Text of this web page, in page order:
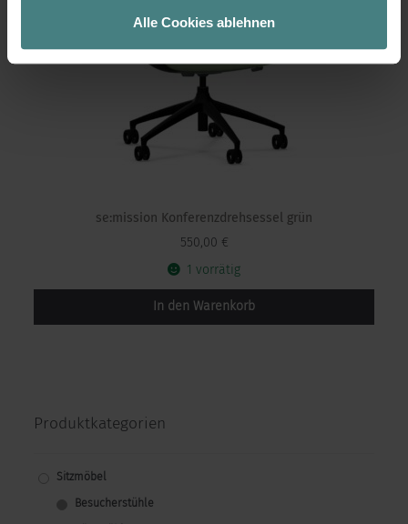
Alle Cookies ablehnen
se:mission Konferenzdrehsessel grün
550,00 €
1 vorrätig
In den Warenkorb
Produktkategorien
Sitzmöbel
Besucherstühle